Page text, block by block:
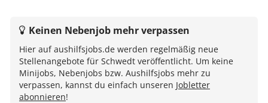
Keinen Nebenjob mehr verpassen
Hier auf aushilfsjobs.de werden regelmäßig neue
Stellenangebote für Schwedt veröffentlicht. Um keine
Minijobs, Nebenjobs bzw. Aushilfsjobs mehr zu
verpassen, kannst du einfach unseren Jobletter
abonnieren!